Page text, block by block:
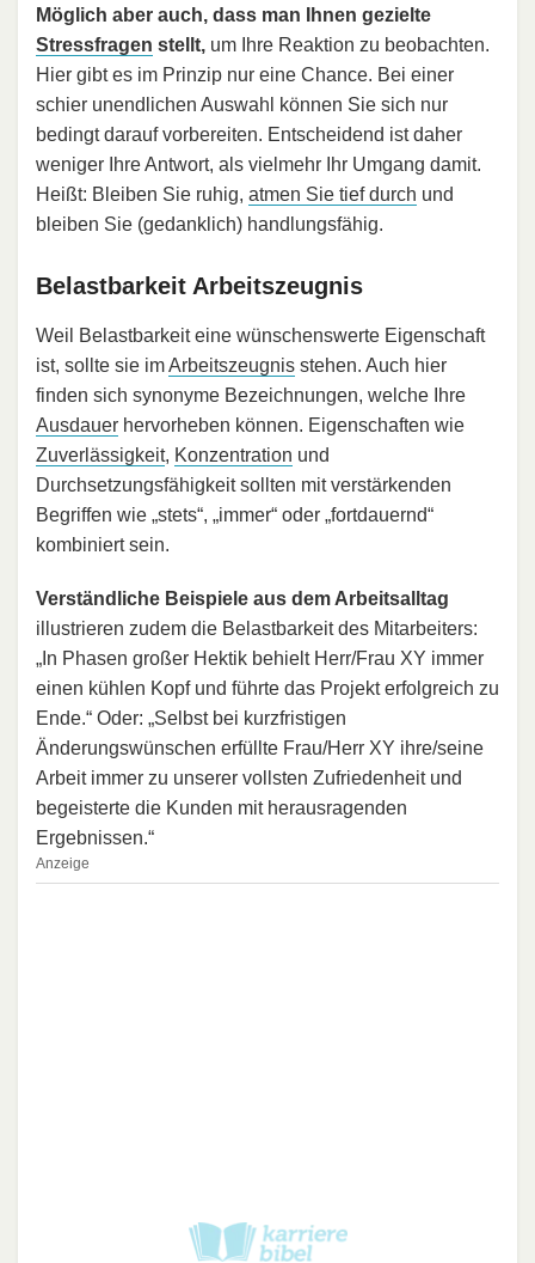
Möglich aber auch, dass man Ihnen gezielte
Stressfragen stellt, um Ihre Reaktion zu beobachten.
Hier gibt es im Prinzip nur eine Chance. Bei einer
schier unendlichen Auswahl können Sie sich nur
bedingt darauf vorbereiten. Entscheidend ist daher
weniger Ihre Antwort, als vielmehr Ihr Umgang damit.
Heißt: Bleiben Sie ruhig, atmen Sie tief durch und
bleiben Sie (gedanklich) handlungsfähig.
Belastbarkeit Arbeitszeugnis
Weil Belastbarkeit eine wünschenswerte Eigenschaft
ist, sollte sie imArbeitszeugnis stehen. Auch hier
finden sich synonyme Bezeichnungen, welche Ihre
Ausdauer hervorheben können. Eigenschaften wie
Zuverlässigkeit, Konzentration und
Durchsetzungsfähigkeit sollten mit verstärkenden
Begriffen wie „stets“, „immer“ oder „fortdauernd“
kombiniert sein.
Verständliche Beispiele aus dem Arbeitsalltag
illustrieren zudem die Belastbarkeit des Mitarbeiters:
„In Phasen großer Hektik behielt Herr/Frau XY immer
einen kühlen Kopf und führte das Projekt erfolgreich zu
Ende.“ Oder: „Selbst bei kurzfristigen
Änderungswünschen erfüllte Frau/Herr XY ihre/seine
Arbeit immer zu unserer vollsten Zufriedenheit und
begeisterte die Kunden mit herausragenden
Ergebnissen.“
Anzeige